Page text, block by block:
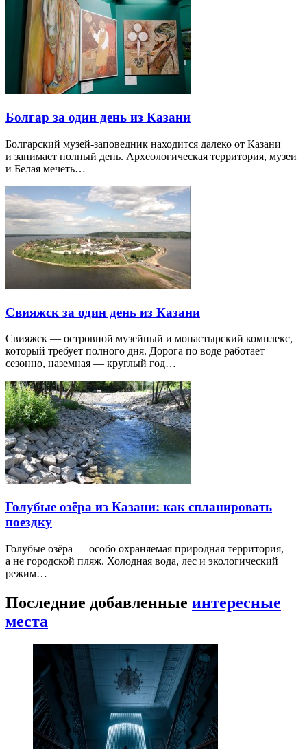
Болгар за один день из Казани
Болгарский музей-заповедник находится далеко от Казани
и занимает полный день. Археологическая территория, музеи
и Белая мечеть…
Свияжск за один день из Казани
Свияжск — островной музейный и монастырский комплекс,
который требует полного дня. Дорога по воде работает
сезонно, наземная — круглый год…
Голубые озёра из Казани: как спланировать
поездку
Голубые озёра — особо охраняемая природная территория,
а не городской пляж. Холодная вода, лес и экологический
режим…
Последние добавленные интересные
места